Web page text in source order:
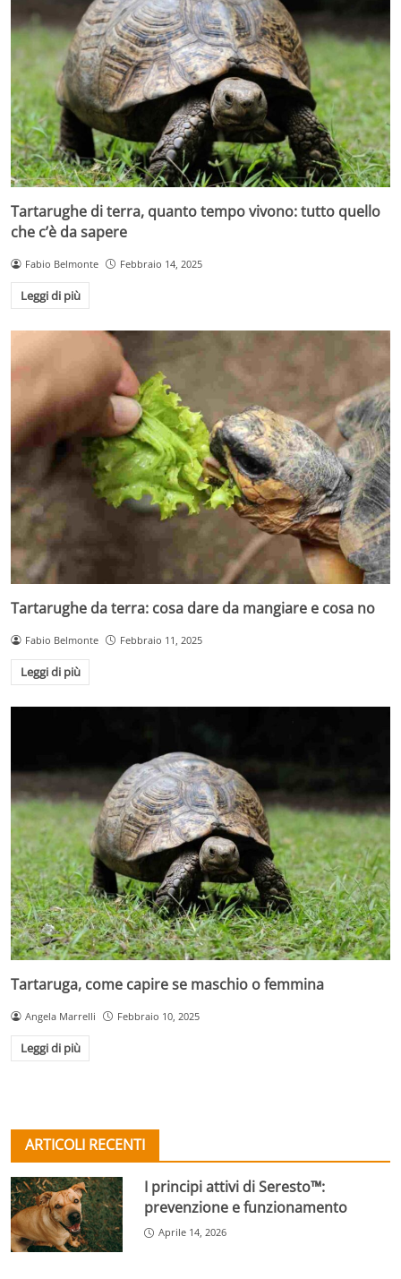
Tartarughe di terra, quanto tempo vivono: tutto quello
che c’è da sapere
Fabio Belmonte Febbraio 14, 2025
Leggi di più
Tartarughe da terra: cosa dare da mangiare e cosa no
Fabio Belmonte Febbraio 11, 2025
Leggi di più
Tartaruga, come capire se maschio o femmina
Angela Marrelli Febbraio 10, 2025
Leggi di più
ARTICOLI RECENTI
I principi attivi di Seresto™:
prevenzione e funzionamento
Aprile 14, 2026